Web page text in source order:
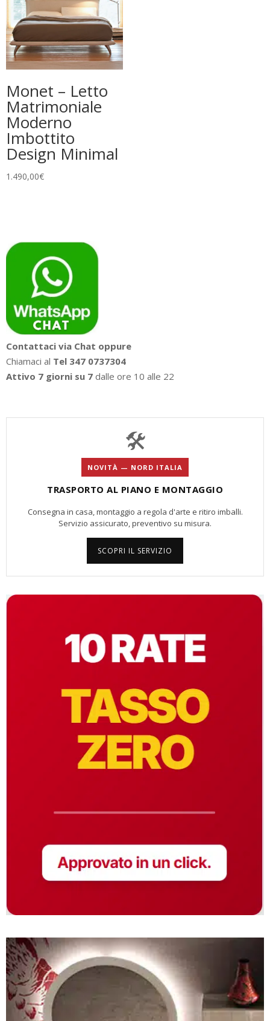
Monet – Letto
Matrimoniale
Moderno
Imbottito
Design Minimal
1.490,00€
Contattaci via Chat oppure
Chiamaci al Tel 347 0737304
Attivo 7 giorni su 7 dalle ore 10 alle 22
🛠️
NOVITÀ — NORD ITALIA
TRASPORTO AL PIANO E MONTAGGIO
Consegna in casa, montaggio a regola d'arte e ritiro imballi.
Servizio assicurato, preventivo su misura.
SCOPRI IL SERVIZIO